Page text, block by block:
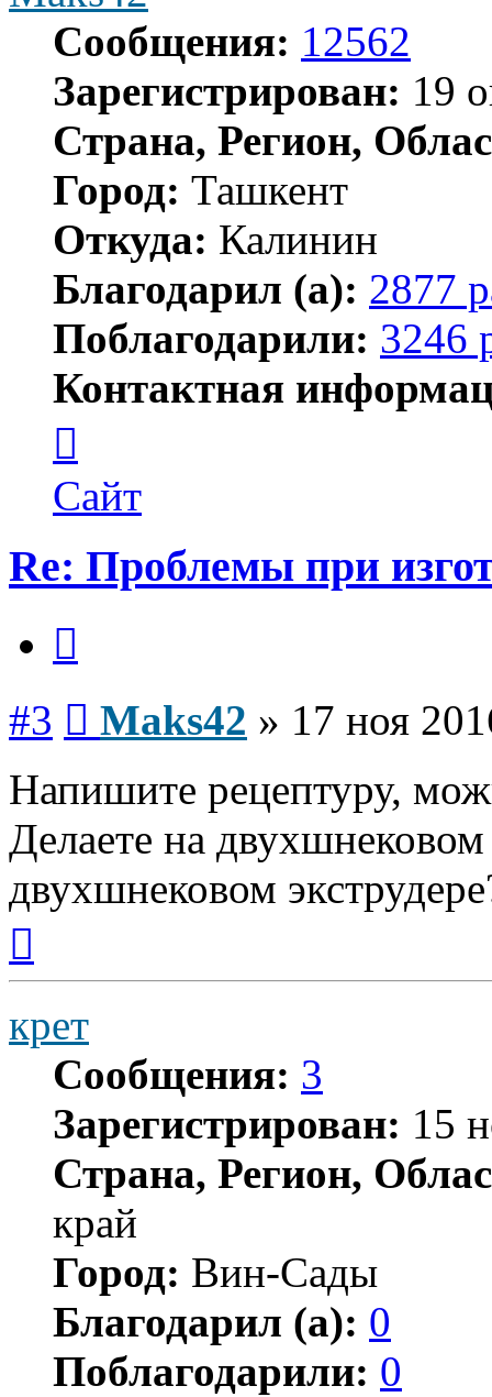
Сообщения: 12562
Зарегистрирован: 19
Страна, Регион,
Город: Ташкент
Откуда: Калинин
Благодарил (а): 2877
Поблагодарили: 3246
Контактная
пользователя
Maks42
Сайт
Re: Проблемы при
#3 Maks42 » 17 ноя
Напишите рецептуру,
Делаете на
двухшнековом
началу
крет
Сообщения: 3
Зарегистрирован: 15
Страна, Регион,
край
Город: Вин-Сады
Благодарил (а): 0
Поблагодарили: 0